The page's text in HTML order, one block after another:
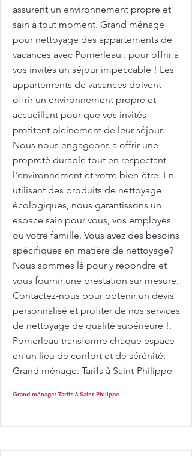
assurent un environnement propre et
sain à tout moment. Grand ménage
pour nettoyage des appartements de
vacances avec Pomerleau : pour offrir à
vos invités un séjour impeccable ! Les
appartements de vacances doivent
offrir un environnement propre et
accueillant pour que vos invités
profitent pleinement de leur séjour.
Nous nous engageons à offrir une
propreté durable tout en respectant
l'environnement et votre bien-être. En
utilisant des produits de nettoyage
écologiques, nous garantissons un
espace sain pour vous, vos employés
ou votre famille. Vous avez des besoins
spécifiques en matière de nettoyage?
Nous sommes là pour y répondre et
vous fournir une prestation sur mesure.
Contactez-nous pour obtenir un devis
personnalisé et profiter de nos services
de nettoyage de qualité supérieure !.
Pomerleau transforme chaque espace
en un lieu de confort et de sérénité.
Grand ménage: Tarifs à Saint-Philippe
Grand ménage: Tarifs à Saint-Philippe